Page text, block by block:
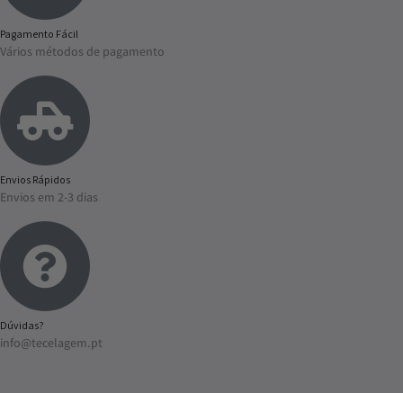
Pagamento Fácil
Vários métodos de pagamento
Envios Rápidos
Envios em 2-3 dias
Dúvidas?
info@tecelagem.pt